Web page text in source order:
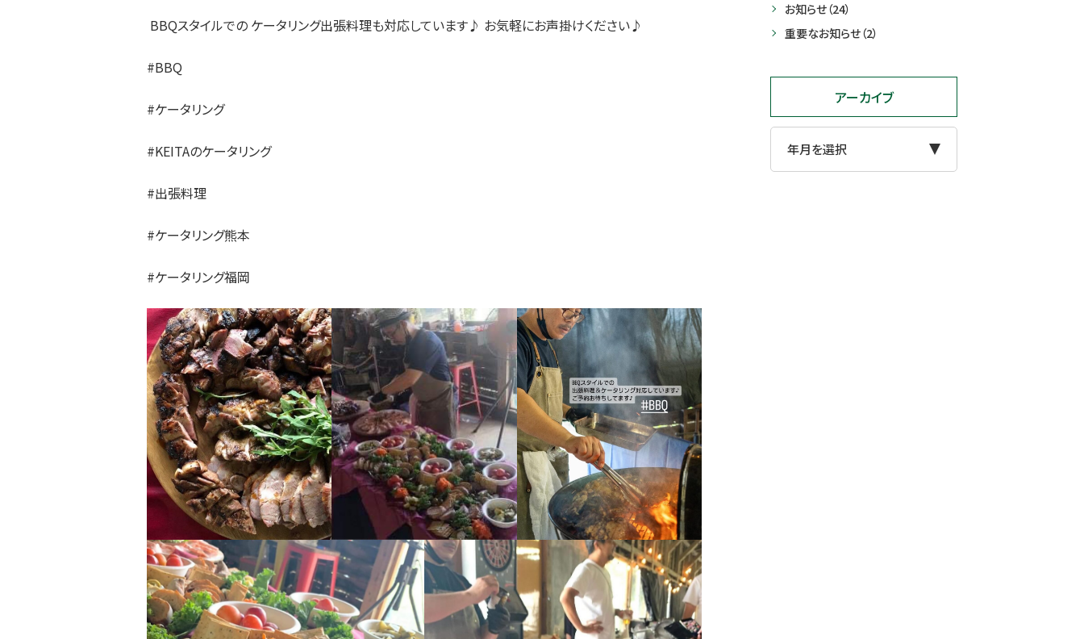
BBQスタイルでの ケータリング出張料理も対応しています♪ お気軽にお声掛けください♪
#BBQ
#ケータリング
#KEITAのケータリング
#出張料理
#ケータリング熊本
#ケータリング福岡
お知らせ（24）
重要なお知らせ（2）
アーカイブ